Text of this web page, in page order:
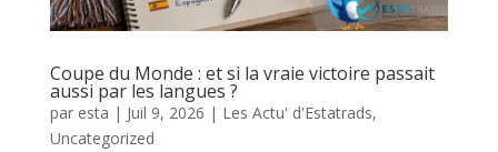
Coupe du Monde : et si la vraie victoire passait
aussi par les langues ?
par esta | Juil 9, 2026 | Les Actu' d'Estatrads,
Uncategorized